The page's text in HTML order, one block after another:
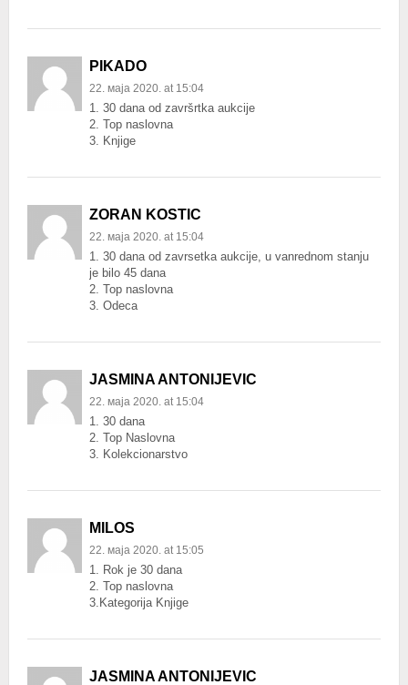
PIKADO
22. маја 2020. at 15:04
1. 30 dana od završrtka aukcije
2. Top naslovna
3. Knjige
ZORAN KOSTIC
22. маја 2020. at 15:04
1. 30 dana od zavrsetka aukcije, u vanrednom stanju
je bilo 45 dana
2. Top naslovna
3. Odeca
JASMINA ANTONIJEVIC
22. маја 2020. at 15:04
1. 30 dana
2. Top Naslovna
3. Kolekcionarstvo
MILOS
22. маја 2020. at 15:05
1. Rok je 30 dana
2. Top naslovna
3.Kategorija Knjige
JASMINA ANTONIJEVIC